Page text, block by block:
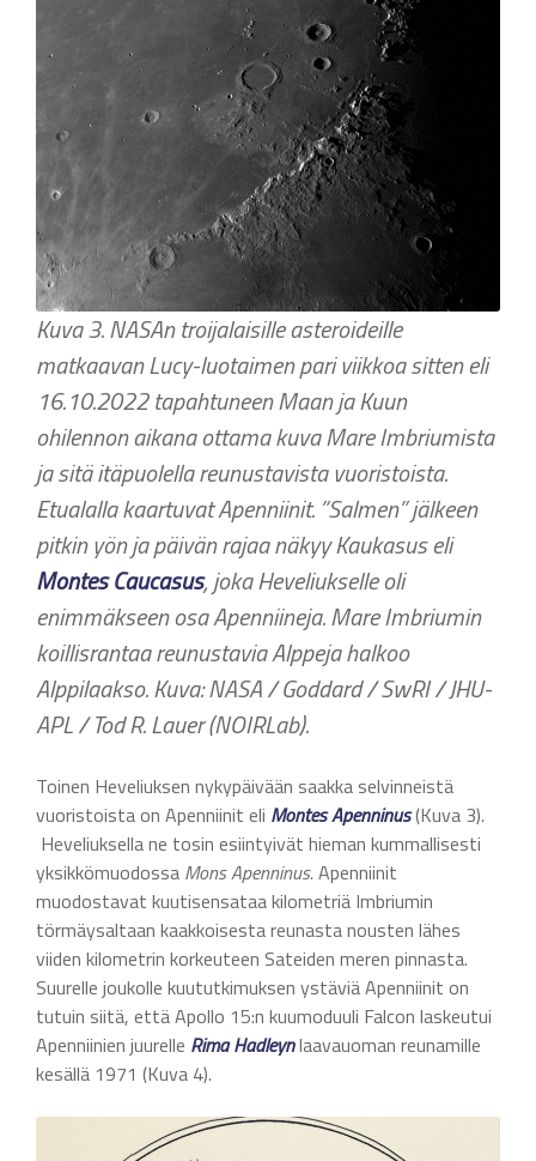
Kuva 3. NASAn troijalaisille asteroideille
matkaavan Lucy-luotaimen pari viikkoa sitten eli
16.10.2022 tapahtuneen Maan ja Kuun
ohilennon aikana ottama kuva Mare Imbriumista
ja sitä itäpuolella reunustavista vuoristoista.
Etualalla kaartuvat Apenniinit. ”Salmen” jälkeen
pitkin yön ja päivän rajaa näkyy Kaukasus eli
Montes Caucasus, joka Heveliukselle oli
enimmäkseen osa Apenniineja. Mare Imbriumin
koillisrantaa reunustavia Alppeja halkoo
Alppilaakso.Kuva: NASA / Goddard / SwRI / JHU-
APL / Tod R. Lauer (NOIRLab).
Toinen Heveliuksen nykypäivään saakka selvinneistä
vuoristoista on Apenniinit eli Montes Apenninus(Kuva 3).
Heveliuksella ne tosin esiintyivät hieman kummallisesti
yksikkömuodossa Mons Apenninus.Apenniinit
muodostavat kuutisensataa kilometriä Imbriumin
törmäysaltaan kaakkoisesta reunasta nousten lähes
viiden kilometrin korkeuteen Sateiden meren pinnasta.
Suurelle joukolle kuututkimuksen ystäviä Apenniinit on
tutuin siitä, että Apollo 15:n kuumoduuli Falcon laskeutui
Apenniinien juurelle Rima Hadleynlaavauoman reunamille
kesällä 1971 (Kuva 4).